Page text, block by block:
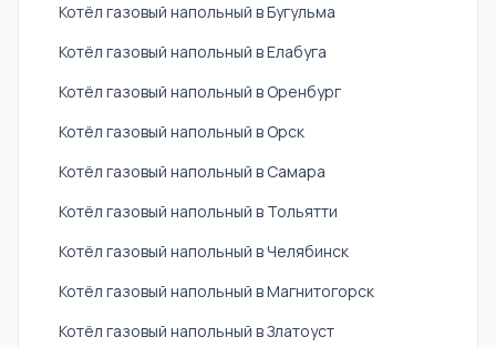
Котёл газовый напольный в Бугульма
Котёл газовый напольный в Елабуга
Котёл газовый напольный в Оренбург
Котёл газовый напольный в Орск
Котёл газовый напольный в Самара
Котёл газовый напольный в Тольятти
Котёл газовый напольный в Челябинск
Котёл газовый напольный в Магнитогорск
Котёл газовый напольный в Златоуст